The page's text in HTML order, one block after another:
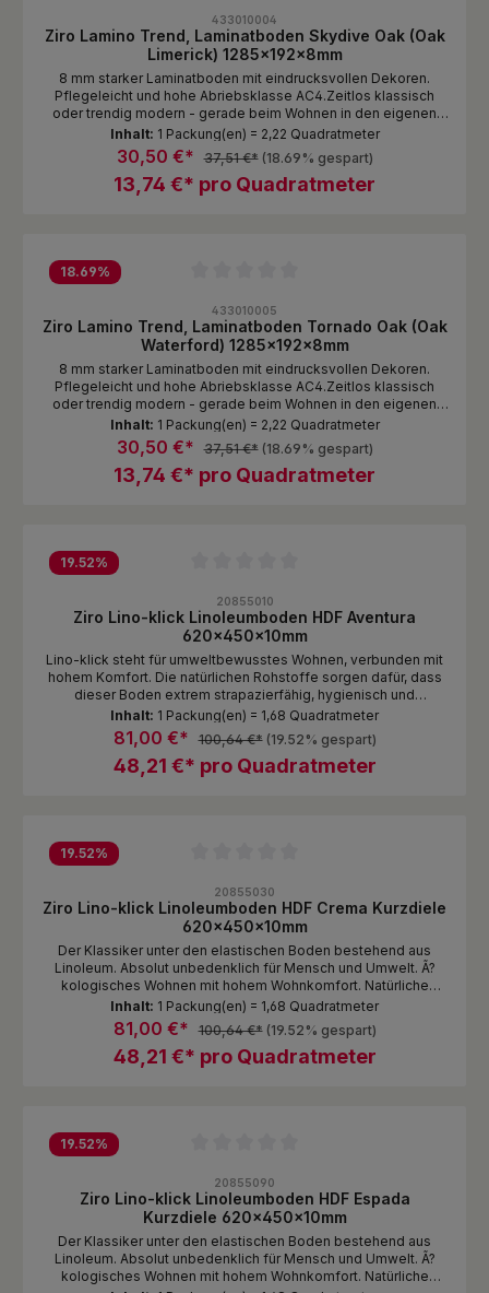
433010004
Ziro Lamino Trend, Laminatboden Skydive Oak (Oak
Limerick) 1285x192x8mm
8 mm starker Laminatboden mit eindrucksvollen Dekoren.
Pflegeleicht und hohe Abriebsklasse AC4.Zeitlos klassisch
oder trendig modern - gerade beim Wohnen in den eigenen
vier Wänden will man seine Ideen verwirklichen und nach
seinem eigenen Geschmack leben. Wie auch immer Sie Ihre
Räume gestalten möchten, die Laminatböden von Ziro bilden in
Puncto Qualität und Design die perfekte Grundlage. Hierzu
bieten wir Ihnen zwei Kollektionen an.Mit unserer kleinen trend-
13,74 €* pro Quadratmeter
30,50 €* 37,51 €* (18.69% gespart)
Inhalt: 1 Packung(en) = 2,22 Quadratmeter
18.69%
433010005
Ziro Lamino Trend, Laminatboden Tornado Oak (Oak
Waterford) 1285x192x8mm
8 mm starker Laminatboden mit eindrucksvollen Dekoren.
Pflegeleicht und hohe Abriebsklasse AC4.Zeitlos klassisch
oder trendig modern - gerade beim Wohnen in den eigenen
vier Wänden will man seine Ideen verwirklichen und nach
seinem eigenen Geschmack leben. Wie auch immer Sie Ihre
Räume gestalten möchten, die Laminatböden von Ziro bilden in
Puncto Qualität und Design die perfekte Grundlage. Hierzu
bieten wir Ihnen zwei Kollektionen an.Mit unserer kleinen trend-
13,74 €* pro Quadratmeter
30,50 €* 37,51 €* (18.69% gespart)
Inhalt: 1 Packung(en) = 2,22 Quadratmeter
19.52%
20855010
Ziro Lino-klick Linoleumboden HDF Aventura
620x450x10mm
Lino-klick steht für umweltbewusstes Wohnen, verbunden mit
hohem Komfort. Die natürlichen Rohstoffe sorgen dafür, dass
dieser Boden extrem strapazierfähig, hygienisch und
pflegeleicht ist. Gleichzeitig ist er auch angenehm warm und
trittschalldämmend. Lino-klick ist von Natur aus antistatisch,
fleckenunempfindlich und pflegeleicht. Das macht ihn zum
idealen Bodenbelag für Wohnbereiche wie Kinderzimmer,
Küche, Esszimmer oder Flure.
48,21 €* pro Quadratmeter
81,00 €* 100,64 €* (19.52% gespart)
Inhalt: 1 Packung(en) = 1,68 Quadratmeter
19.52%
20855030
Ziro Lino-klick Linoleumboden HDF Crema Kurzdiele
620x450x10mm
Der Klassiker unter den elastischen Boden bestehend aus
Linoleum. Absolut unbedenklich für Mensch und Umwelt. Ã?
kologisches Wohnen mit hohem Wohnkomfort. Natürliche
Rohstoffe die den Boden extrem strapazierfähig, hygienisch
und pflegeleicht machen.Lino-klick ist ein robuster, nahezu
unverwüstlicher Fertigfußboden aus Linoleum, dem Klassiker
unter den elastischen Bodenbelägen. Lino-klick steht für
umweltbewusstes Wohnen, verbunden mit hohem Komfort. Die
von Natur aus antistatisch, fleckenunempfindlich und
pflegeleicht. Das macht ihn zum idealen Bodenbelag für
Wohnbereiche wie Kinderzimmer, Küche, Esszimmer oder Flure.
48,21 €* pro Quadratmeter
81,00 €* 100,64 €* (19.52% gespart)
Inhalt: 1 Packung(en) = 1,68 Quadratmeter
19.52%
20855090
Ziro Lino-klick Linoleumboden HDF Espada
Kurzdiele 620x450x10mm
Der Klassiker unter den elastischen Boden bestehend aus
Linoleum. Absolut unbedenklich für Mensch und Umwelt. Ã?
kologisches Wohnen mit hohem Wohnkomfort. Natürliche